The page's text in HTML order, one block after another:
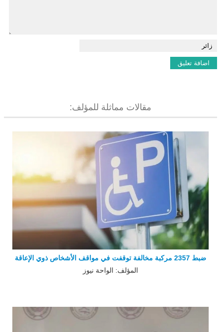
مقالات مماثلة للمؤلف:
ضبط 2357 مركبة مخالفة توقفت في مواقف الأشخاص ذوي الإعاقة
المؤلف: الواحة نيوز